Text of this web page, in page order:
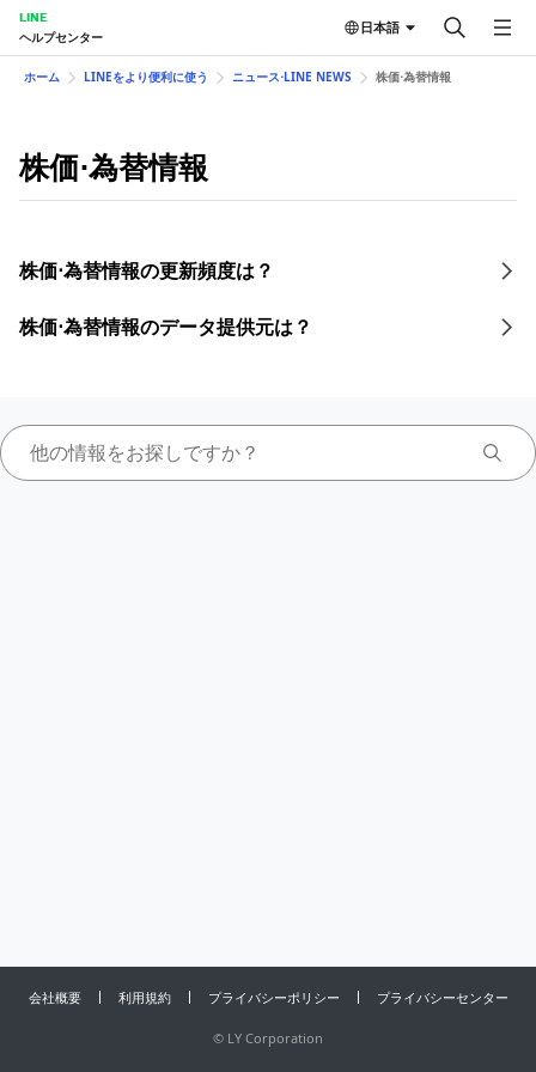
LINE
ヘルプセンター
日本語
ホーム LINEをより便利に使う ニュース⋅LINE NEWS 株価⋅為替情報
株価⋅為替情報
株価⋅為替情報の更新頻度は？
株価⋅為替情報のデータ提供元は？
会社概要 利用規約 プライバシーポリシー プライバシーセンター
© LY Corporation